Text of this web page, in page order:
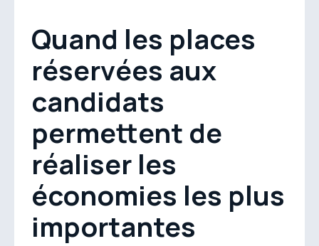
Quand les places
réservées aux
candidats
permettent de
réaliser les
économies les plus
importantes